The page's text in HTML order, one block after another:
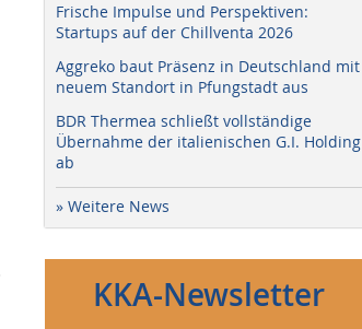
Frische Impulse und Perspektiven:
Startups auf der Chillventa 2026
Aggreko baut Präsenz in Deutschland mit
neuem Standort in Pfungstadt aus
BDR Thermea schließt vollständige
Übernahme der italienischen G.I. Holding
ab
» Weitere News
KKA-Newsletter